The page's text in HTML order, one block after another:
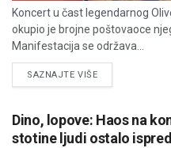
Koncert u čast legendarnog
okupio je brojne poštovaoce
Manifestacija se održava...
SAZNAJTE VIŠEDETAILS
Dino, lopove: Haos na
stotine ljudi ostalo